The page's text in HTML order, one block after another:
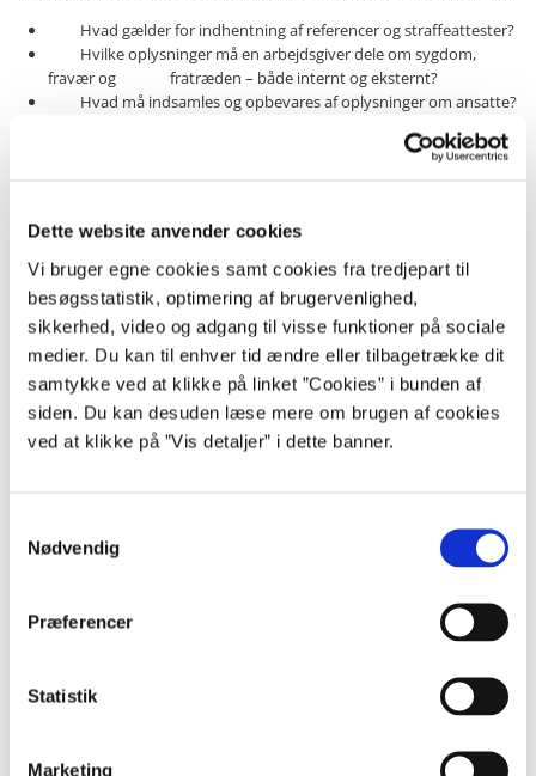
Dette website anvender cookies
Vi bruger egne cookies samt cookies fra tredjepart til
besøgsstatistik, optimering af brugervenlighed,
sikkerhed, video og adgang til visse funktioner på sociale
medier. Du kan til enhver tid ændre eller tilbagetrække dit
samtykke ved at klikke på linket ”Cookies” i bunden af
siden. Du kan desuden læse mere om brugen af cookies
ved at klikke på ”Vis detaljer” i dette banner.
Nødvendig
Præferencer
Statistik
Marketing
Hvad gælder for indhentning af referencer og straffeattester?
Hvilke oplysninger må en arbejdsgiver dele om sygdom,
fravær og fratræden – både internt og eksternt?
Hvad må indsamles og opbevares af oplysninger om ansatte?
Hvilke regler gælder for arbejdsgiverens kontrol af
Hvilke rettigheder har medarbejderne?
Praktisk information
Kurset henvender sig til statsansatte, der arbejder med HR og
ansættelsesret. Du behøver ikke at have særligt kendskab til
databeskyttelsesreglerne for at deltage.
Kurset holdes foreløbigt to gange: den 30. oktober og 26. november
2024, begge dage kl. 08.30 til 16.00.
Læs mere om kurset (Link uden SSO)
kommunikation@oes.dk